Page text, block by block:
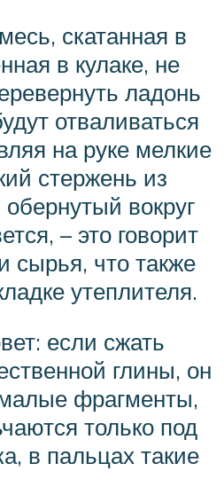
скатанная в
в кулаке, не
ладонь
отваливаться
на руке мелкие
стержень из
вокруг
– это говорит
сырья, что также
утеплителя.
если сжать
глины, он
фрагменты,
только под
в пальцах такие